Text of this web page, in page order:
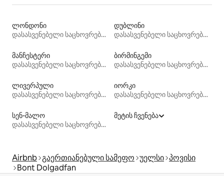
ლონდონი
დასასვენებელი საცხოვრებლები
დუბლინი
დასასვენებელი საცხოვრებლები
მანჩესტერი
დასასვენებელი საცხოვრებლები
ბირმინგემი
დასასვენებელი საცხოვრებლები
ლივერპული
დასასვენებელი საცხოვრებლები
იორკი
დასასვენებელი საცხოვრებლები
სენ-მალო
დასასვენებელი საცხოვრებლები
მეტის ჩვენება
Airbnb გაერთიანებული სამეფო უელსი პოვისი
Bont Dolgadfan